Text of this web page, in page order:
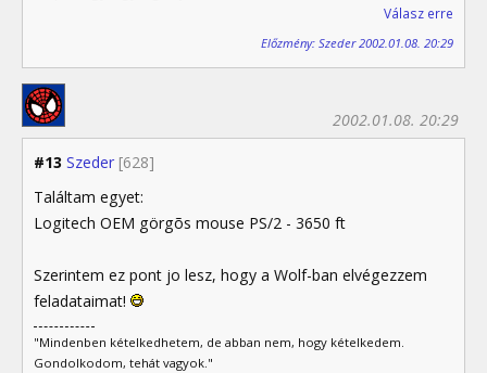
Válasz erre
Előzmény: Szeder 2002.01.08. 20:29
#13 Szeder [628]
2002.01.08. 20:29
Találtam egyet:
Logitech OEM görgõs mouse PS/2 - 3650 ft
Szerintem ez pont jo lesz, hogy a Wolf-ban elvégezzem
feladataimat!
"Mindenben kételkedhetem, de abban nem, hogy kételkedem.
Gondolkodom, tehát vagyok."